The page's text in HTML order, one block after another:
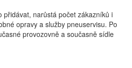
narůstá počet zákazníků i
opravy a služby pneuservisu. Po
provozovně a současně sídle